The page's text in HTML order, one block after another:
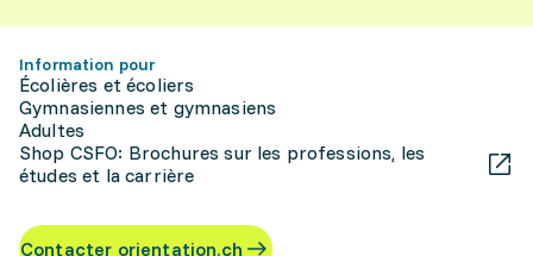
Information pour
Écolières et écoliers
Gymnasiennes et gymnasiens
Adultes
Shop CSFO: Brochures sur les professions, les
études et la carrière
Contacter orientation.ch